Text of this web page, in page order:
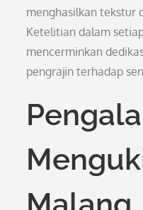
menghasilkan tekstur
Ketelitian dalam
mencerminkan
pengrajin terhadap